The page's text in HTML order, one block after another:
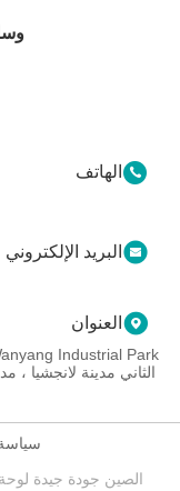
الهاتف
البريد الإلكتروني
العنوان
الثاني مدينة لانجشيا ،
الصين جودة جيدة